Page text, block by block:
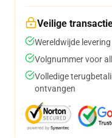
Veilige
Wereldwijde
Volgnummer voor
Volledige
ontvangen